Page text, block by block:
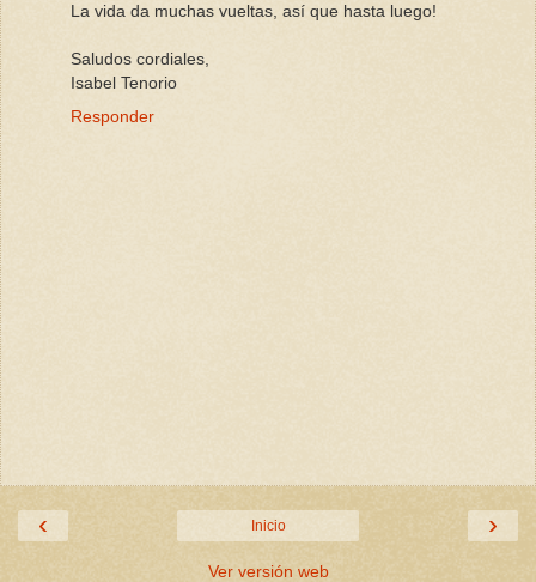
La vida da muchas vueltas, así que hasta luego!
Saludos cordiales,
Isabel Tenorio
Responder
‹ ›
Inicio
Ver versión web